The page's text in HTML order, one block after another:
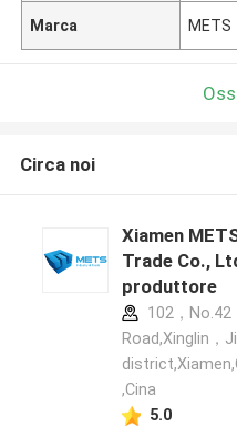
Marca METS
Circa noi
Xiamen
Trade Co.,
produttore
102，No.42
Road,Xinglin，
,Cina
5.0